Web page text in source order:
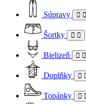
Súpravy
Šortky
Bielizeň
Doplňky
Topánky